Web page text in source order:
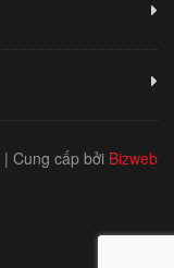
| Cung cấp bởi Bizweb